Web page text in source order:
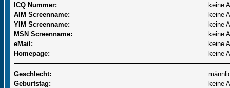
ICQ Nummer:
keine
AIM Screenname:
keine
YIM Screenname:
keine
MSN Screenname:
keine
eMail:
keine
Homepage:
keine
Geschlecht:
Geburtstag:
keine